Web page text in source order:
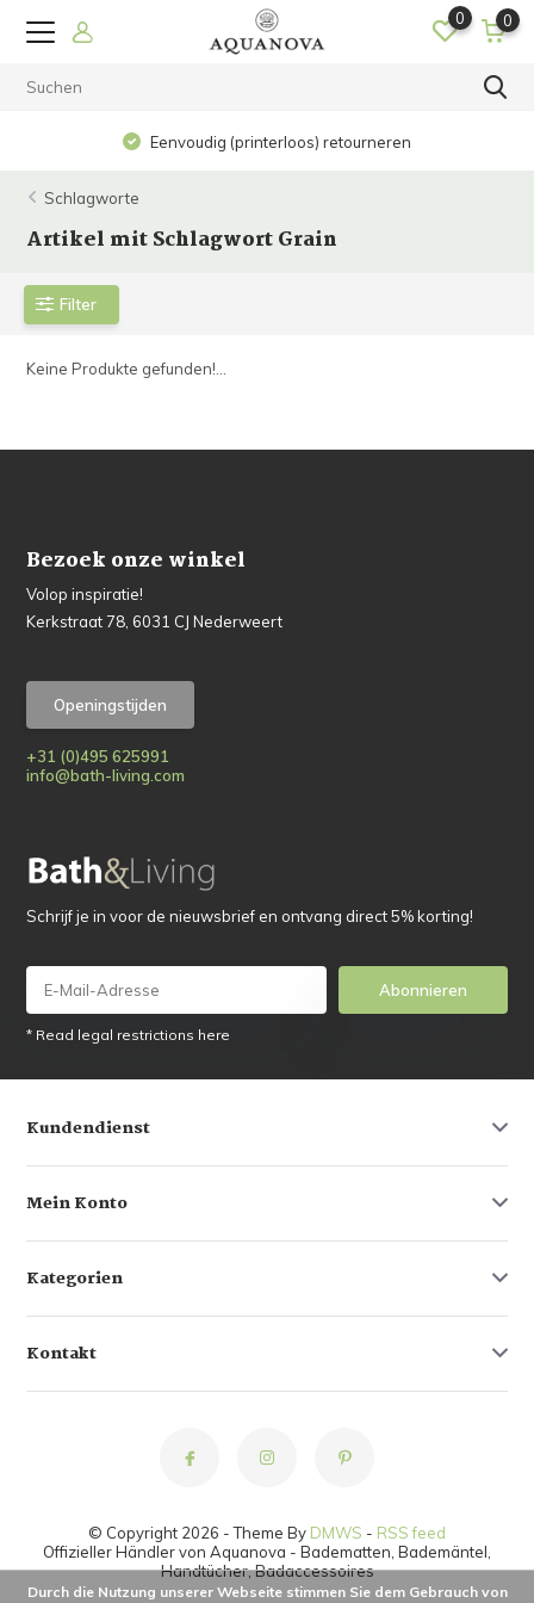
0 0
Eenvoudig (printerloos) retourneren
Schlagworte
Artikel mit Schlagwort Grain
Filter
Keine Produkte gefunden!...
Bezoek onze winkel
Volop inspiratie!
Kerkstraat 78, 6031 CJ Nederweert
Openingstijden
+31 (0)495 625991
info@bath-living.com
Schrijf je in voor de nieuwsbrief en ontvang direct 5% korting!
Abonnieren
* Read legal restrictions here
Kundendienst
Mein Konto
Kategorien
Kontakt
© Copyright 2026 - Theme By DMWS - RSS feed
Offizieller Händler von Aquanova - Badematten, Bademäntel,
Handtücher, Badaccessoires
Durch die Nutzung unserer Webseite stimmen Sie dem Gebrauch von